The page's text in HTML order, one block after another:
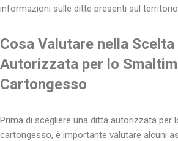
informazioni sulle ditte presenti sul territorio.
Cosa Valutare nella
Autorizzata per lo
Cartongesso
Prima di scegliere una ditta autorizzata per
cartongesso, è importante valutare alcuni